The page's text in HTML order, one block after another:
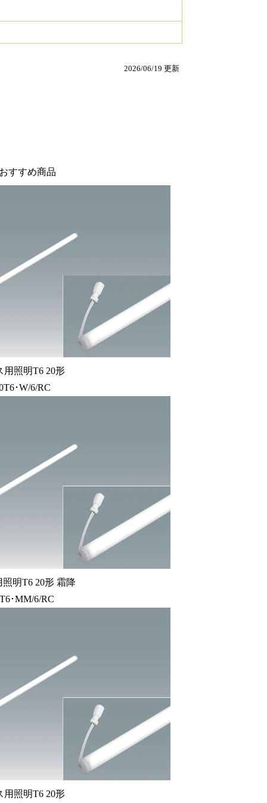
2026/06/19 更新
すすめ商品
用照明T6 20形
･W/6/RC
明T6 20形 霜降
･MM/6/RC
用照明T6 20形